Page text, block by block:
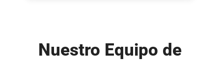
Nuestro Equipo de